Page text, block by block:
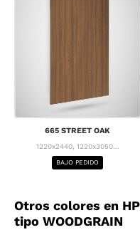
665 STREET OAK
1220x2440, 1220x3050...
BAJO PEDIDO
Otros colores en
tipo WOODGRAIN